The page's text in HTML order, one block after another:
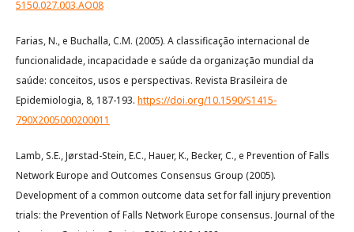
5150.027.003.AO08
Farias, N., e Buchalla, C.M. (2005). A classificação internacional de
funcionalidade, incapacidade e saúde da organização mundial da
saúde: conceitos, usos e perspectivas. Revista Brasileira de
Epidemiologia, 8, 187-193. https://doi.org/10.1590/S1415-
790X2005000200011
Lamb, S.E., Jørstad-Stein, E.C., Hauer, K., Becker, C., e Prevention of Falls
Network Europe and Outcomes Consensus Group (2005).
Development of a common outcome data set for fall injury prevention
trials: the Prevention of Falls Network Europe consensus. Journal of the